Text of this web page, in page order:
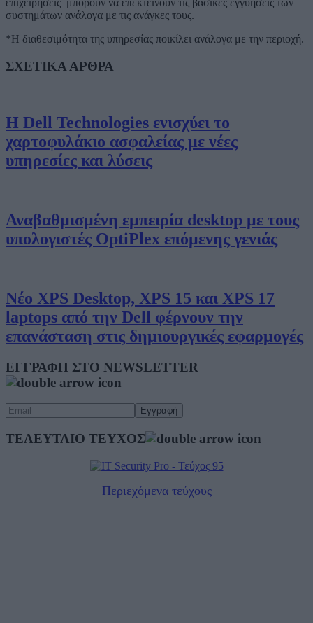
συστημάτων ανάλογα με τις ανάγκες τους.
*H διαθεσιμότητα της υπηρεσίας ποικίλει ανάλογα με την περιοχή.
ΣΧΕΤΙΚΑ ΑΡΘΡΑ
Η Dell Technologies ενισχύει το
χαρτοφυλάκιο ασφαλείας με νέες
υπηρεσίες και λύσεις
Αναβαθμισμένη εμπειρία desktop με τους
υπολογιστές OptiPlex επόμενης γενιάς
Νέο XPS Desktop, XPS 15 και XPS 17
laptops από την Dell φέρνουν την
επανάσταση στις δημιουργικές εφαρμογές
ΕΓΓΡΑΦΗ ΣΤΟ NEWSLETTER
ΤΕΛΕΥΤΑΙΟ ΤΕΥΧΟΣ
Περιεχόμενα τεύχους